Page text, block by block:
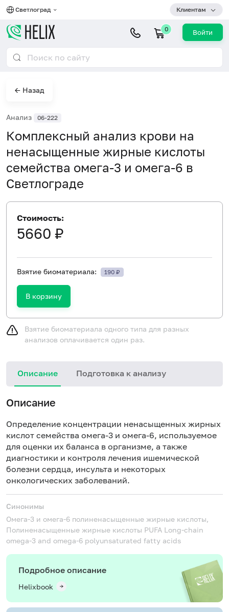
Светлоград Клиентам
0 Войти
← Назад
Анализ 06-222
Комплексный анализ крови на
ненасыщенные жирные кислоты
семейства омега-3 и омега-6 в
Светлограде
Стоимость:
5660 ₽
Взятие биоматериала: 190 ₽
В корзину
Взятие биоматериала одного типа для разных
анализов оплачивается один раз.
Описание Подготовка к анализу
Описание
Определение концентрации ненасыщенных жирных
кислот семейства омега-3 и омега-6, используемое
для оценки их баланса в организме, а также
диагностики и контроля лечения ишемической
болезни сердца, инсульта и некоторых
онкологических заболеваний.
Синонимы
Омега-3 и омега-6 полиненасыщенные жирные кислоты,
Полиненасыщенные жирные кислоты PUFA Long-chain
omega-3 and omega-6 polyunsaturated fatty acids
Подробное описание
Helixbook